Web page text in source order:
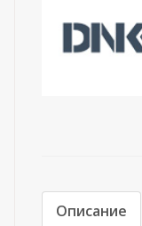
Описание